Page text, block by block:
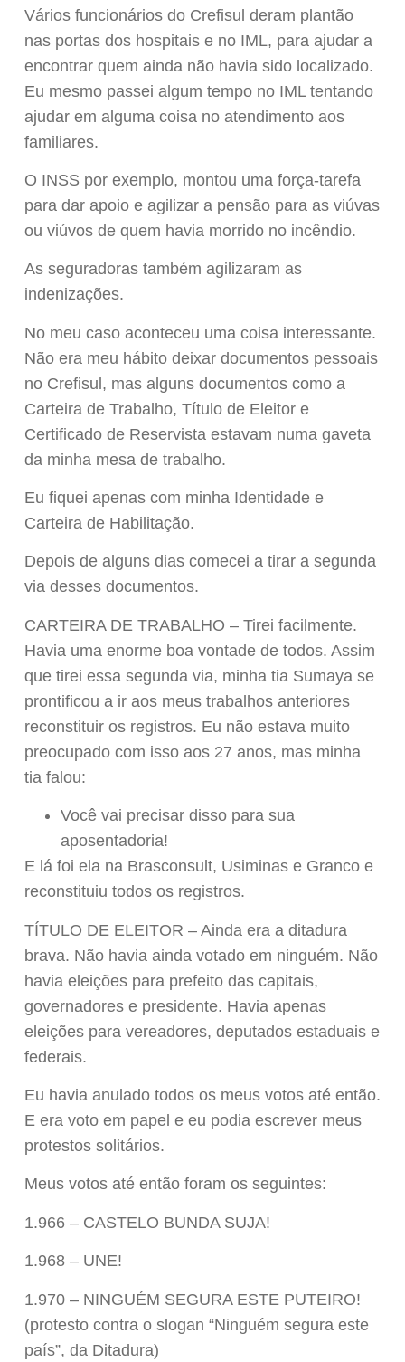
Vários funcionários do Crefisul deram plantão
nas portas dos hospitais e no IML, para ajudar a
encontrar quem ainda não havia sido localizado.
Eu mesmo passei algum tempo no IML tentando
ajudar em alguma coisa no atendimento aos
familiares.
O INSS por exemplo, montou uma força-tarefa
para dar apoio e agilizar a pensão para as viúvas
ou viúvos de quem havia morrido no incêndio.
As seguradoras também agilizaram as
indenizações.
No meu caso aconteceu uma coisa interessante.
Não era meu hábito deixar documentos pessoais
no Crefisul, mas alguns documentos como a
Carteira de Trabalho, Título de Eleitor e
Certificado de Reservista estavam numa gaveta
da minha mesa de trabalho.
Eu fiquei apenas com minha Identidade e
Carteira de Habilitação.
Depois de alguns dias comecei a tirar a segunda
via desses documentos.
CARTEIRA DE TRABALHO – Tirei facilmente.
Havia uma enorme boa vontade de todos. Assim
que tirei essa segunda via, minha tia Sumaya se
prontificou a ir aos meus trabalhos anteriores
reconstituir os registros. Eu não estava muito
preocupado com isso aos 27 anos, mas minha
tia falou:
Você vai precisar disso para sua
aposentadoria!
E lá foi ela na Brasconsult, Usiminas e Granco e
reconstituiu todos os registros.
TÍTULO DE ELEITOR – Ainda era a ditadura
brava. Não havia ainda votado em ninguém. Não
havia eleições para prefeito das capitais,
governadores e presidente. Havia apenas
eleições para vereadores, deputados estaduais e
federais.
Eu havia anulado todos os meus votos até então.
E era voto em papel e eu podia escrever meus
protestos solitários.
Meus votos até então foram os seguintes:
1.966 – CASTELO BUNDA SUJA!
1.968 – UNE!
1.970 – NINGUÉM SEGURA ESTE PUTEIRO!
(protesto contra o slogan “Ninguém segura este
país”, da Ditadura)